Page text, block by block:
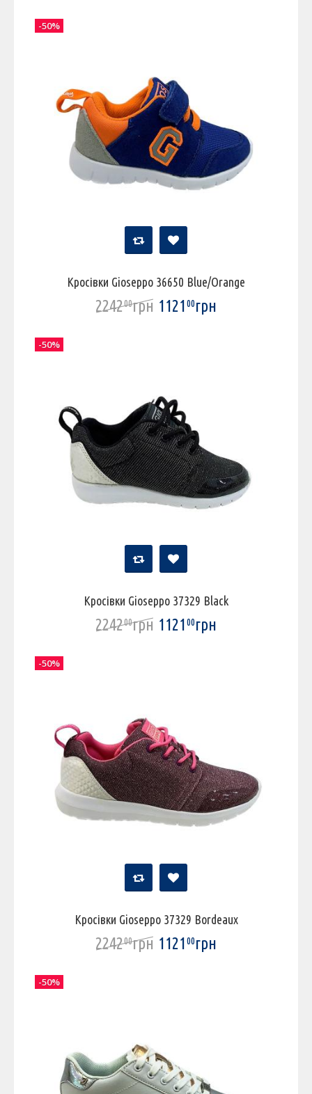
Кросівки Gioseppo 36650 Blue/Orange
224200грн 112100грн
-50%
Кросівки Gioseppo 37329 Black
224200грн 112100грн
-50%
Кросівки Gioseppo 37329 Bordeaux
224200грн 112100грн
-50%
-50%